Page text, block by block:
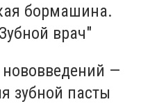
бормашина.
врач"
нововведений —
зубной пасты